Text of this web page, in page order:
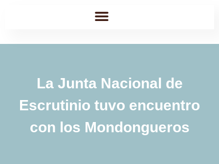
La Junta Nacional de
Escrutinio tuvo encuentro
con los Mondongueros